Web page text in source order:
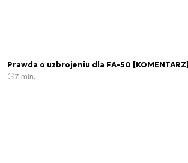
Prawda o uzbrojeniu dla FA-50 [KOMENTARZ]
7 min.